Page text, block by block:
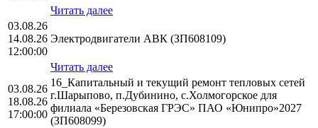
Читать далее
03.08.26
14.08.26
12:00:00
Электродвигатели АВК (ЗП608109)
Читать далее
03.08.26
18.08.26
17:00:00
16_Капитальный и текущий ремонт тепловых сетей
г.Шарыпово, п.Дубинино, с.Холмогорское для
филиала «Березовская ГРЭС» ПАО «Юнипро»2027
(ЗП608099)